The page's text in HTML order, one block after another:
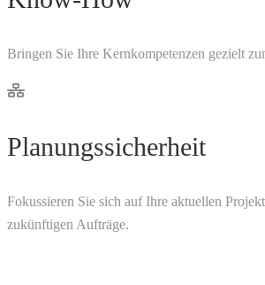
Bringen Sie Ihre Kernkompetenzen gezielt
Planungssicherheit
Fokussieren Sie sich auf Ihre aktuellen
zukünftigen Aufträge.